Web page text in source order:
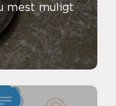
mest muligt